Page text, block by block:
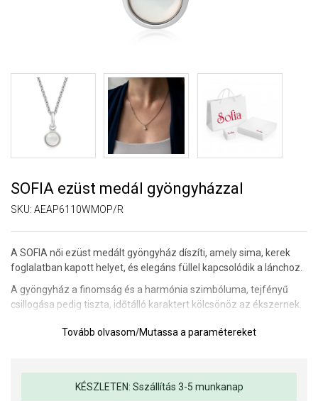
SOFIA ezüst medál gyöngyházzal
SKU: AEAP6110WMOP/R
A SOFIA női ezüst medált gyöngyház díszíti, amely sima, kerek
foglalatban kapott helyet, és elegáns füllel kapcsolódik a lánchoz.
A gyöngyház a finomság és a harmónia szimbóluma, tejfényű
csillogása pedig tiszta, időtálló karaktert kölcsönöz az ékszernek.
nem részea terméknek.
Súly:1 g.
Tovább olvasom/Mutassa a paramétereket
KÉSZLETEN: Sszállítás 3-5 munkanap